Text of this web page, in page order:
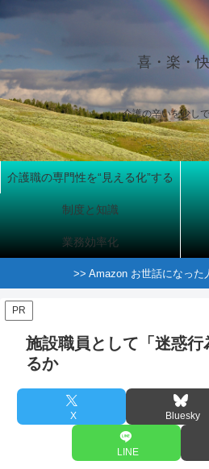
喜・楽・
介護の辛いを少し
介護職の専門性を“見える化”する
制度と知識
業務効率化
>> Amazon お世話になった
PR
施設職員として「迷惑
るか
X Bluesky
LINE